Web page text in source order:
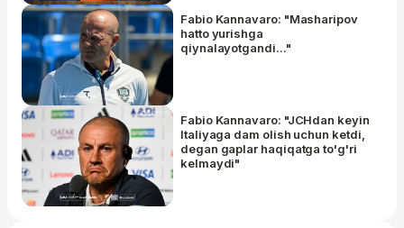
Fabio Kannavaro: "Masharipov
hatto yurishga
qiynalayotgandi..."
Fabio Kannavaro: "JCHdan keyin
Italiyaga dam olish uchun ketdi,
degan gaplar haqiqatga to'g'ri
kelmaydi"